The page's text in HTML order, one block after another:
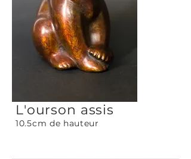
L'ourson assis
10.5cm de hauteur